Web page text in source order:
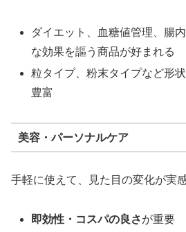
ダイエット、血糖値管理、腸
な効果を謳う商品が好まれる
粒タイプ、粉末タイプなど形
豊富
美容・パーソナルケア
手軽に使えて、見た目の変化が実
即効性・コスパの良さが重要